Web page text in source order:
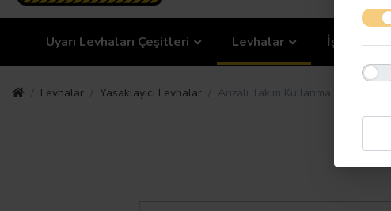
Uyarı Levhaları Çeşitleri Levhalar İş
Levhalar Yasaklayıcı Levhalar Arızalı Takım Kullanma Uyarı